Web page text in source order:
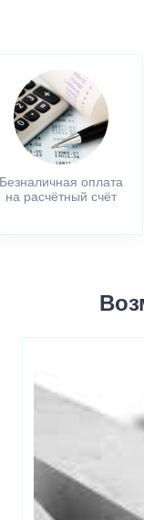
Безналичная оплата
на расчётный счёт